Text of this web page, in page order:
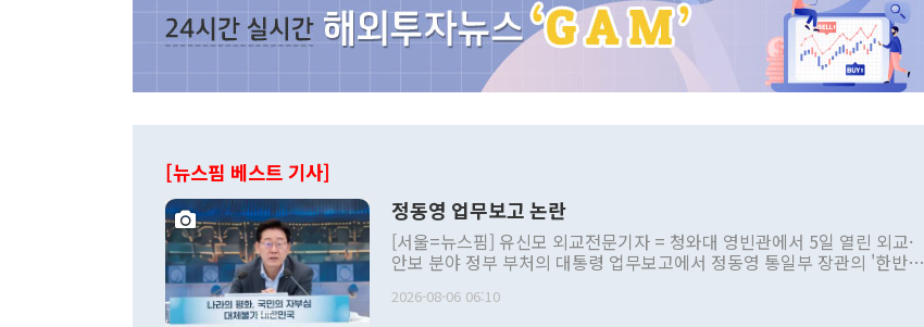
[뉴스핌 베스트 기사]
정동영 업무보고 논란
[서울=뉴스핌] 유신모 외교전문기자 = 청와대 영빈관에서 5일 열린 외교·
안보 분야 정부 부처의 대통령 업무보고에서 정동영 통일부 장관의 '한반도
발언 중에는 정부 내 조율을 거치지 않은 사안을 정책으로 추진하겠다고 공
2026-08-06 06:10